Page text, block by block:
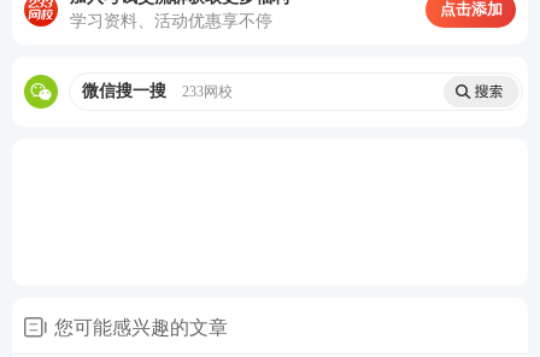
学习资料、活动优惠享不停
点击添加
微信搜一搜 233网校
您可能感兴趣的文章